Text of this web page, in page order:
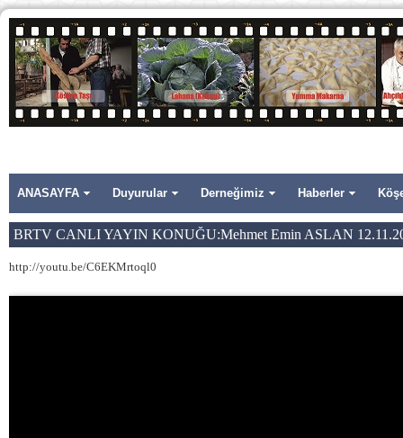
ANASAYFA Duyurular Derneğimiz Haberler
BRTV CANLI YAYIN KONUĞU:Mehmet Emin ASLAN
http://youtu.be/C6EKMrtoql0